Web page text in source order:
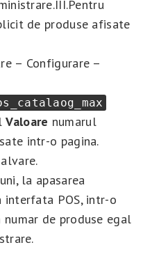
de produse afisate
– Configurare –
Valoare numarul
intr-o pagina.
la apasarea
interfata POS, intr-o
de produse egal